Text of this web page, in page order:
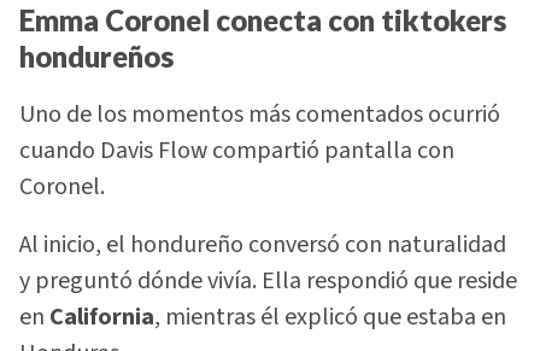
Emma Coronel conecta con tiktokers
hondureños
Uno de los momentos más comentados ocurrió
cuando Davis Flow compartió pantalla con
Coronel.
Al inicio, el hondureño conversó con naturalidad
y preguntó dónde vivía. Ella respondió que reside
en California, mientras él explicó que estaba en